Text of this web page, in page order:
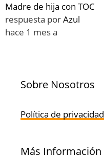
Madre de hija con TOC
respuesta porAzul
hace 1 mes a
Sobre Nosotros
Política de privacidad
Más Información